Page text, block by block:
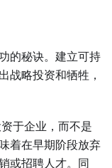
的秘诀。建立可持
战略投资和牺牲，
于企业，而不是
着在早期阶段放弃
或招聘人才。同